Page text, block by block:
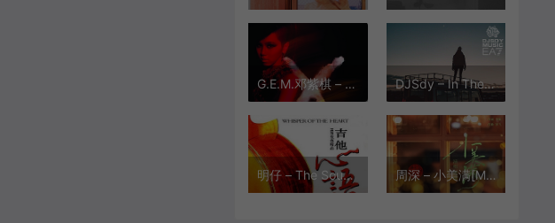
G.E.M.邓紫棋 – 泡沫[MP3-320K/FLAC][10.1M/25.2M] DJSdy – In The End (EA7版)[MP3-320K/FLAC][320K][9.08M/21.4M]
明仔 – The Sounds Of Silence (寂静之声)[MP3-320K/FLAC][9.63M/25.1M] 周深 – 小美满[MP3-320K/FLAC/HIRES][8.34M/23.8M/44.5M]